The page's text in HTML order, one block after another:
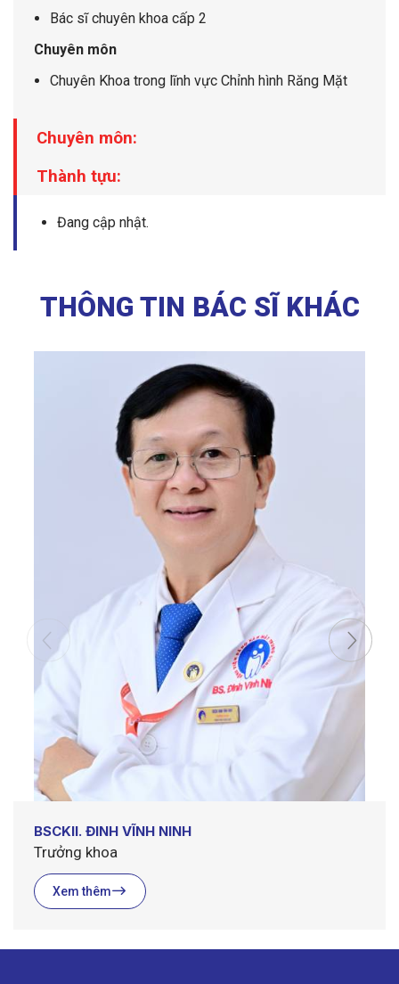
Bác sĩ chuyên khoa cấp 2
Chuyên môn
Chuyên Khoa trong lĩnh vực Chỉnh hình Răng Mặt
Chuyên môn:
Thành tựu:
Đang cập nhật.
THÔNG TIN BÁC SĨ KHÁC
BSCKII. ĐINH VĨNH NINH
Trưởng khoa
Xem thêm